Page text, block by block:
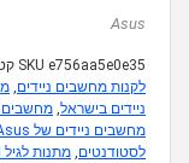
Asus
SKU e756aa5e0e35
לקנות מחשבים ניידים
ניידים בישראל מחשבים
מחשבים ניידים של Asus בהנחה
לסטודנטים מתנות לגיל 20